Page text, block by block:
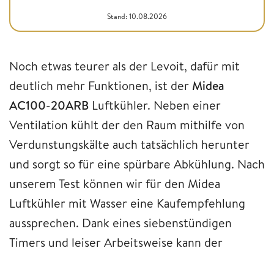
Stand: 10.08.2026
Noch etwas teurer als der Levoit, dafür mit
deutlich mehr Funktionen, ist der Midea
AC100-20ARB Luftkühler. Neben einer
Ventilation kühlt der den Raum mithilfe von
Verdunstungskälte auch tatsächlich herunter
und sorgt so für eine spürbare Abkühlung. Nach
unserem Test können wir für den Midea
Luftkühler mit Wasser eine Kaufempfehlung
aussprechen. Dank eines siebenstündigen
Timers und leiser Arbeitsweise kann der